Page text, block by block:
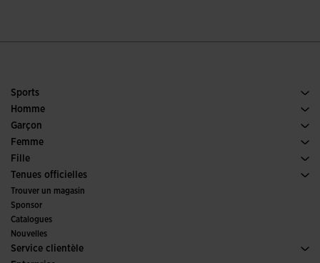
Sports
Running
Football
Padel
Trail Running
Homme
Chaussures Homme
Sports
Garçon
Voir tous les vêtements Garçon
Femme
Chaussures Femme
Sports
Fille
Voir tous les vêtements Fille
Tenues officielles
Football
Futsal
Comités et fédérations
Éditions Spéciales
Trouver un magasin
Sponsor
Catalogues
Nouvelles
Service clientèle